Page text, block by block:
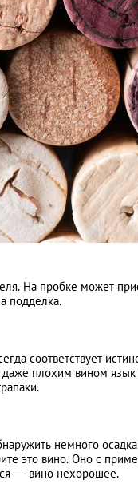
На пробке может
подделка.
соответствует
плохим вином
немного
это вино. Оно с
— вино нехорошее.